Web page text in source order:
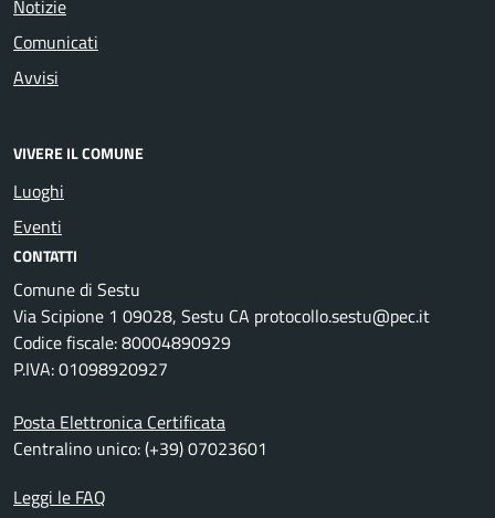
Notizie
Comunicati
Avvisi
VIVERE IL COMUNE
Luoghi
Eventi
CONTATTI
Comune di Sestu
Via Scipione 1 09028, Sestu CA protocollo.sestu@pec.it
Codice fiscale: 80004890929
P.IVA: 01098920927
Posta Elettronica Certificata
Centralino unico: (+39) 07023601
Leggi le FAQ